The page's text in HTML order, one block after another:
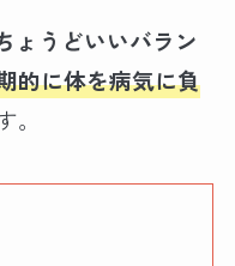
ょうどいいバラン
的に体を病気に負